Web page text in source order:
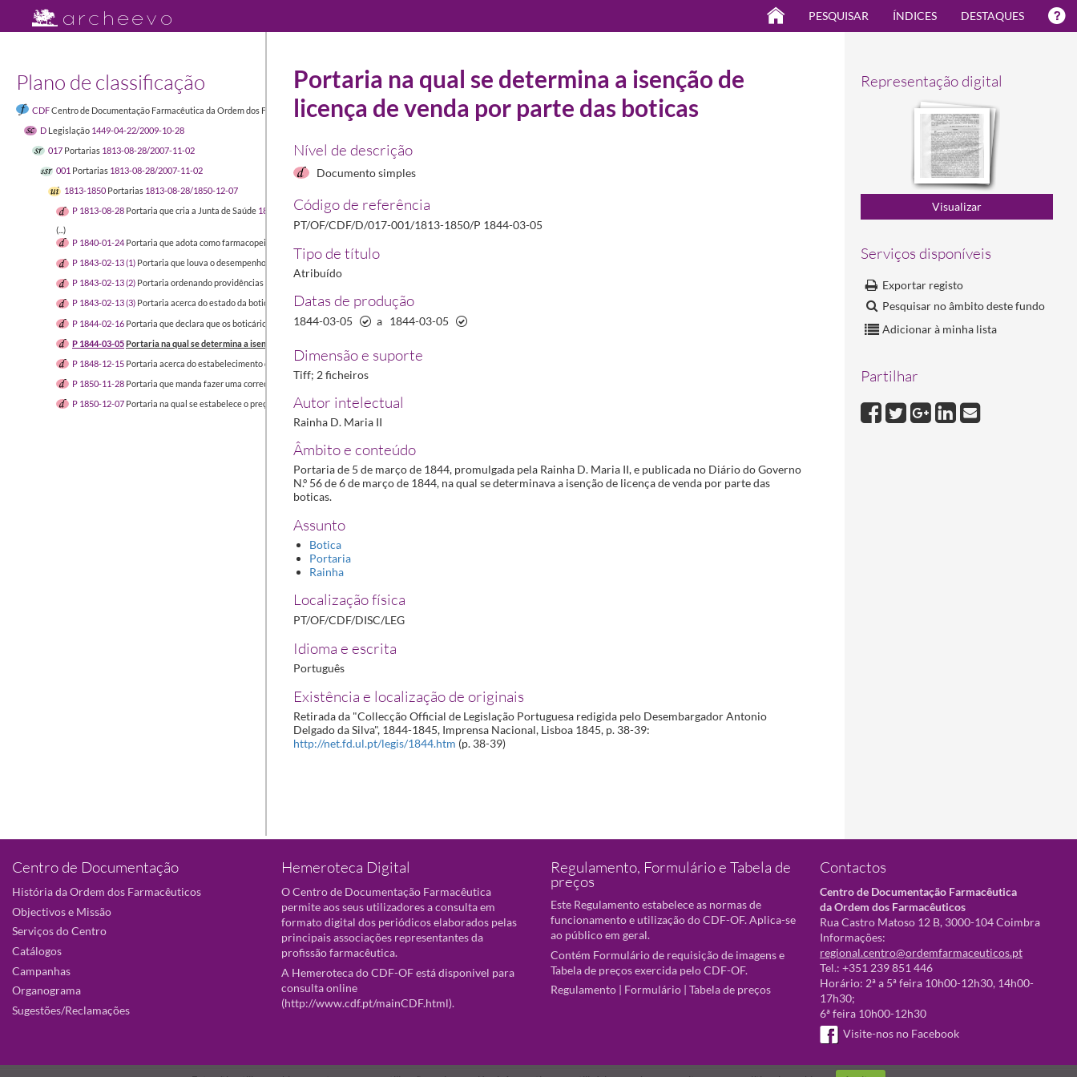
PESQUISAR ÍNDICES DESTAQUES
Plano de classificação
CDFCentro de Documentação Farmacêutica da Ordem dos Farmacêuticos 1449-04-22/2012
D Legislação 1449-04-22/2009-10-28
017 Portarias 1813-08-28/2007-11-02
001 Portarias 1813-08-28/2007-11-02
1813-1850 Portarias 1813-08-28/1850-12-07
P 1813-08-28 Portaria que cria a Junta de Saúde 1813-08-28/1813-08-28
(...)
P 1840-01-24 Portaria que adota como farmacopeia oficial o Código Lusitano
P 1843-02-13 (1) Portaria que louva o desempenho da Comissão Especial que fora examinar o estado da botica da Casa Pia em Belém
P 1843-02-13 (2) Portaria ordenando providências acerca da Botica da Casa Pia em Belém
P 1843-02-13 (3) Portaria acerca do estado da botica da Casa Pia em Belém 1843-02-13/1843-02-13
P 1844-02-16 Portaria que declara que os boticários não eram obrigados a tirar licença1844-02-16
P 1844-03-05Portaria na qual se determina a isenção de licença de venda por parte das boticas
P 1848-12-15 Portaria acerca do estabelecimento de boticas 1848-12-15/1848-12-15
P 1850-11-28 Portaria que manda fazer uma correção na edição oficial do Regimento dos preços dos medicamentos
P 1850-12-07 Portaria na qual se estabelece o preço máximo a aplicar na venda de Sabão de Hespanha aos boticários
Representação digital
Serviços disponíveis
Exportar registo
Pesquisar no âmbito deste fundo
Adicionar à minha lista
Partilhar
Portaria na qual se determina a isenção de
licença de venda por parte das boticas
Nível de descrição
Documento simples
Código de referência
PT/OF/CDF/D/017-001/1813-1850/P 1844-03-05
Tipo de título
Atribuído
Datas de produção
1844-03-05 a 1844-03-05
Dimensão e suporte
Tiff; 2 ficheiros
Autor intelectual
Rainha D. Maria II
Âmbito e conteúdo
Portaria de 5 de março de 1844, promulgada pela Rainha D. Maria II, e publicada no Diário do Governo
N.º 56 de 6 de março de 1844, na qual se determinava a isenção de licença de venda por parte das
boticas.
Assunto
Botica
Portaria
Rainha
Localização física
PT/OF/CDF/DISC/LEG
Idioma e escrita
Português
Existência e localização de originais
Retirada da "Collecção Official de Legislação Portuguesa redigida pelo Desembargador Antonio
Delgado da Silva", 1844-1845, Imprensa Nacional, Lisboa 1845, p. 38-39:
http://net.fd.ul.pt/legis/1844.htm (p. 38-39)
Centro de Documentação
História da Ordem dos Farmacêuticos
Objectivos e Missão
Serviços do Centro
Catálogos
Campanhas
Organograma
Sugestões/Reclamações
Hemeroteca Digital
O Centro de Documentação Farmacêutica
permite aos seus utilizadores a consulta em
formato digital dos periódicos elaborados pelas
principais associações representantes da
profissão farmacêutica.
A Hemeroteca do CDF-OF está disponivel para
consulta online
(http://www.cdf.pt/mainCDF.html).
Regulamento, Formulário e Tabela de
preços
Este Regulamento estabelece as normas de
funcionamento e utilização do CDF-OF. Aplica-se
ao público em geral.
Contém Formulário de requisição de imagens e
Tabela de preços exercida pelo CDF-OF.
Regulamento | Formulário | Tabela de preços
Contactos
Centro de Documentação Farmacêutica
da Ordem dos Farmacêuticos
Rua Castro Matoso 12 B, 3000-104 Coimbra
Informações:
regional.centro@ordemfarmaceuticos.pt
Tel.: +351 239 851 446
Horário: 2ª a 5ª feira 10h00-12h30, 14h00-
17h30;
6ª feira 10h00-12h30
Visite-nos no Facebook